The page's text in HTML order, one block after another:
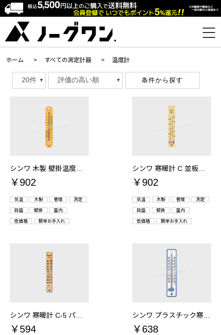
ホーム > すべての測定計器 > 温度計
条件から探す
￥902
気温 木製 管理 測定
目盛 壁掛 室内
低価格 簡単お手入れ
￥902
気温 木製 管理 測定
目盛 壁掛 室内
低価格 簡単お手入れ
￥594 ￥638